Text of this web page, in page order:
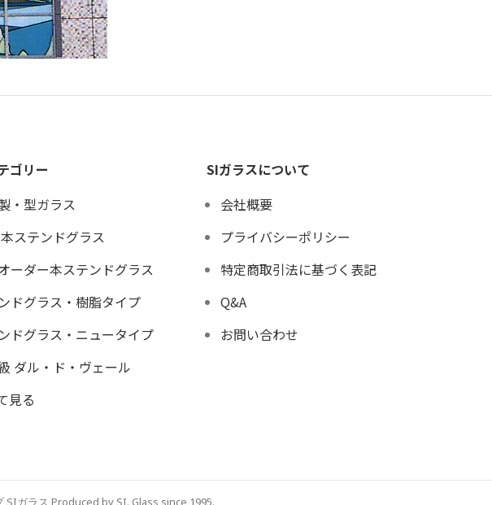
ゴリー
・型ガラス
ステンドグラス
ーダー本ステンドグラス
ドグラス・樹脂タイプ
ドグラス・ニュータイプ
ダル・ド・ヴェール
見る
SIガラスについて
会社概要
プライバシーポリシー
特定商取引法に基づく表記
Q&A
お問い合わせ